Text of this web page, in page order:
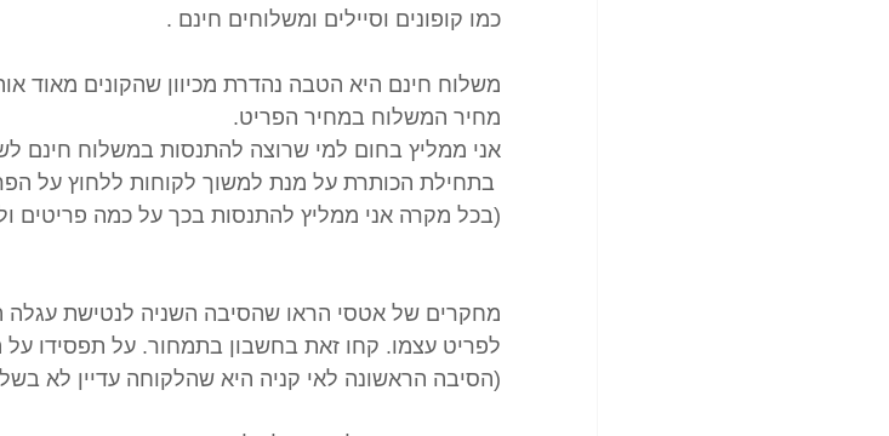
כמו קופונים וסיילים ומשלוחים חינם .
משלוח חינם היא הטבה נהדרת מכיוון שהקונים מאוד
מחיר המשלוח במחיר הפריט.
אני ממליץ בחום למי שרוצה להתנסות במשלוח חינם
(בכל מקרה אני ממליץ להתנסות בכך על כמה פריטים
מחקרים של אטסי הראו שהסיבה השניה לנטישת עגלה
לפריט עצמו. קחו זאת בחשבון בתמחור. על תפסידו
(הסיבה הראשונה לאי קניה היא שהלקוחה עדיין לא